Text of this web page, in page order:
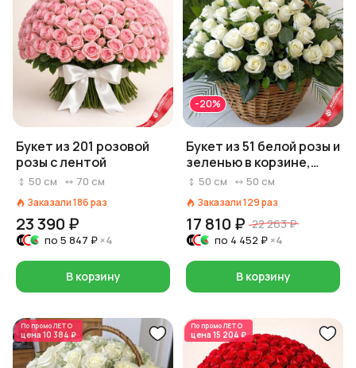
Букет из 201 розовой
розы с лентой
50 см 70 см
Заказали186раз
23 390 ₽
по 5 847 ₽ ×4
В корзину
-20%
Букет из 51 белой розы и
зеленью в корзине,
Россия, 50 см
50 см 50 см
Заказали129раз
17 810 ₽ 22 263 ₽
по 4 452 ₽ ×4
В корзину
По промоЛЕТО
цена 10 384 ₽
По промоЛЕТО
цена 15 204 ₽